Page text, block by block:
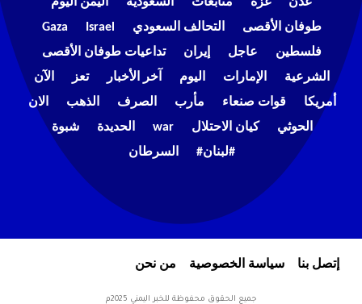
عدن
غزة متابعات السعودية
اليمن اليوم
طوفان الأقصى
التحالف السعودي Israel
Gaza
فلسطين
عاجل إيران
تداعيات طوفان الأقصى
الشرعية
الإمارات اليوم آخر الأخبار تعز
الآن
أمريكا
قوات صنعاء مأرب الصرف الذهب
الان
الحوثي
كيان الاحتلال war الحديدة
شبوة
#لبنان#
السرطان
إتصل بنا سياسة الخصوصية من نحن
جميع الحقوق محفوظة للخبر اليمني 2025م